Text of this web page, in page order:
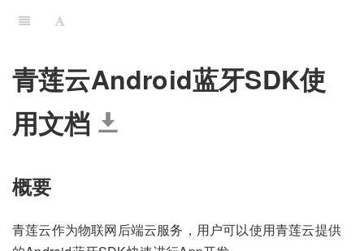
青莲云Android蓝牙SDK使
用文档
概要
青莲云作为物联网后端云服务，用户可以使用青莲云提供